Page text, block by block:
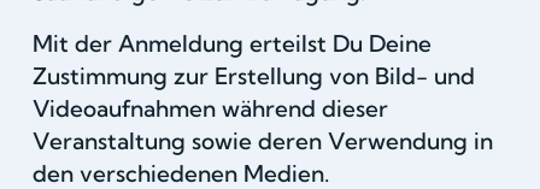
Mit der Anmeldung erteilst Du Deine
Zustimmung zur Erstellung von Bild- und
Videoaufnahmen während dieser
Veranstaltung sowie deren Verwendung in
den verschiedenen Medien.